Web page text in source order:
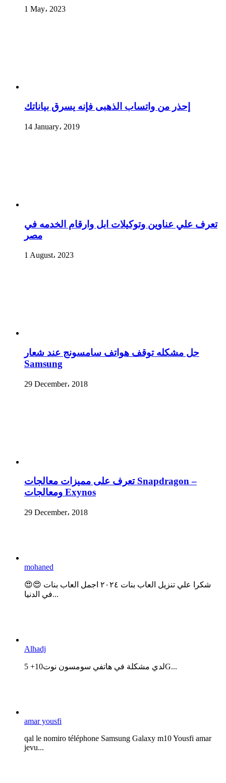
1 May، 2023
إحذر من واتساب الذهبى فإنه يسرق بياناتك
14 January، 2019
تعرف علي عناوين وتوكيلات ابل وارقام الخدمه في
مصر
1 August، 2023
حل مشكله توقف هواتف سامسونج عند شعار
Samsung
29 December، 2018
تعرف على مميزات معالجات Snapdragon –
ومعالجات Exynos
29 December، 2018
mohaned
😍😍 شكرا علي تنزيل العاب بنات ٢٠٢٤ اجمل العاب بنات
في الدنيا...
Alhadj
لدي مشكلة في هاتفي سومسون نوت10+ 5G...
amar yousfi
qal le nomiro téléphone Samsung Galaxy m10 Yousfi amar
jevu...